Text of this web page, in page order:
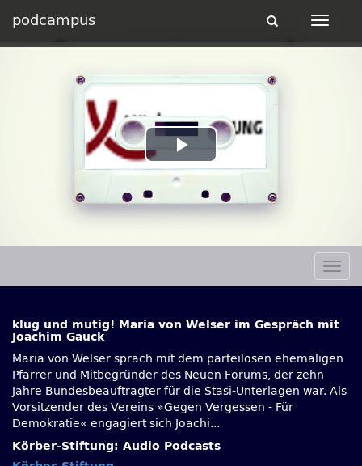
podcampus
Toggle
Toggle
Play
Video
klug und mutig! Maria von Welser im Gespräch mit
Joachim Gauck
Maria von Welser sprach mit dem parteilosen ehemaligen
Pfarrer und Mitbegründer des Neuen Forums, der zehn
Jahre Bundesbeauftragter für die Stasi-Unterlagen war. Als
Vorsitzender des Vereins »Gegen Vergessen - Für
Demokratie« engagiert sich Joachi...
Körber-Stiftung: Audio Podcasts